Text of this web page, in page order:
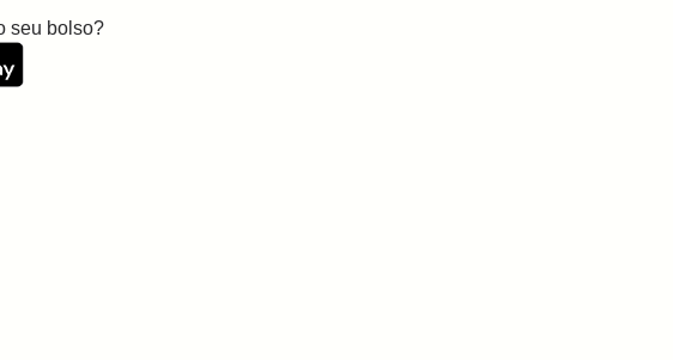
seu bolso?